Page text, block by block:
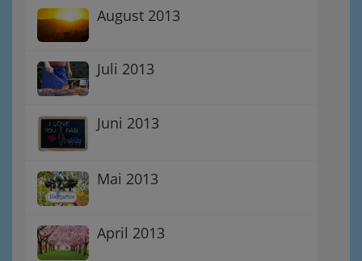
August 2013
Juli 2013
Juni 2013
Mai 2013
April 2013